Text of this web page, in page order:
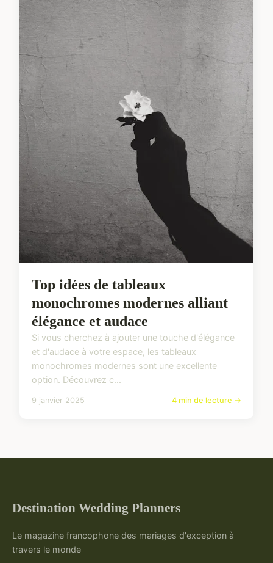
Top idées de tableaux
monochromes modernes alliant
élégance et audace
Si vous cherchez à ajouter une touche d'élégance
et d'audace à votre espace, les tableaux
monochromes modernes sont une excellente
option. Découvrez c...
9 janvier 2025 4 min de lecture →
Destination Wedding Planners
Le magazine francophone des mariages d'exception à
travers le monde